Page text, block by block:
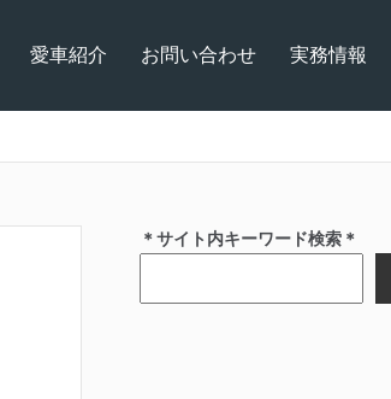
愛車紹介 お問い合わせ 実務情報
＊サイト内キーワード検索＊